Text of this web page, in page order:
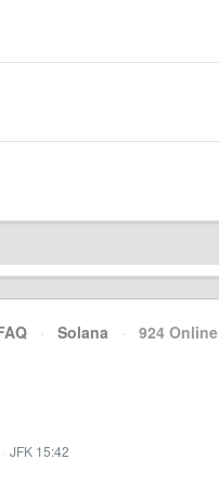
· Solana · 924 Online
· JFK 15:42